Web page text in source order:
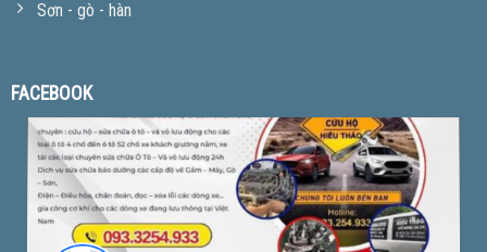
Sơn - gò - hàn
FACEBOOK